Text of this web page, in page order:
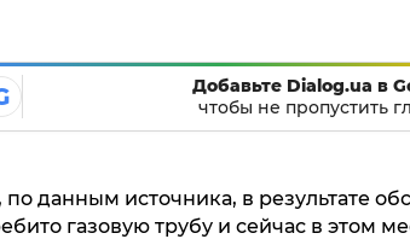
Добавьте Dialog.ua в
чтобы не пропустить
по данным источника, в результате
газовую трубу и сейчас в этом